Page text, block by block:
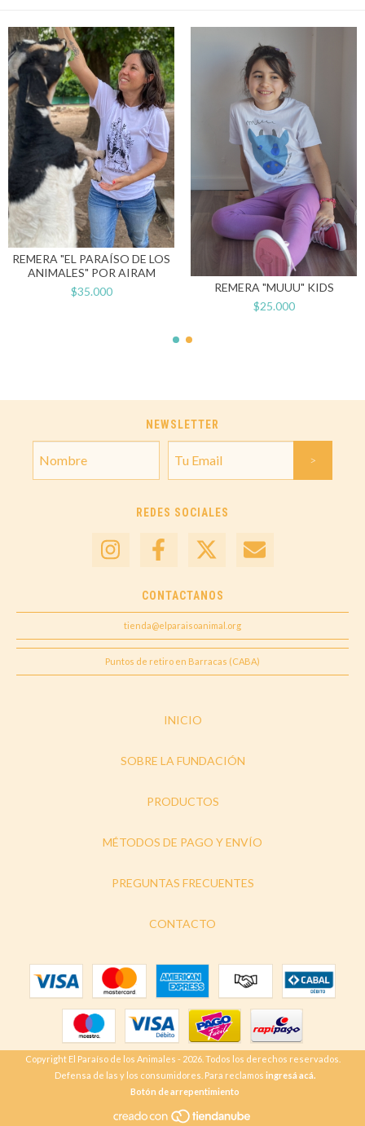
REMERA "EL PARAÍSO DE LOS
ANIMALES" POR AIRAM
$35.000
REMERA "MUUU" KIDS
$25.000
NEWSLETTER
REDES SOCIALES
CONTACTANOS
tienda@elparaisoanimal.org
Puntos de retiro en Barracas (CABA)
INICIO
SOBRE LA FUNDACIÓN
PRODUCTOS
MÉTODOS DE PAGO Y ENVÍO
PREGUNTAS FRECUENTES
CONTACTO
Copyright El Paraíso de los Animales - 2026. Todos los derechos reservados.
Defensa de las y los consumidores. Para reclamos ingresá acá.
Botón de arrepentimiento